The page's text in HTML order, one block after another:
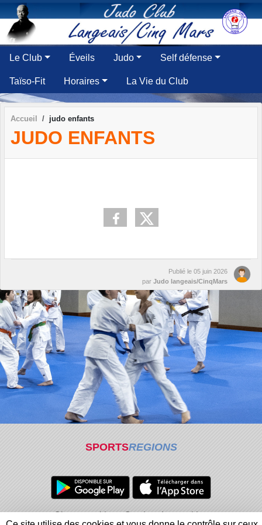
Le Club Éveils Judo Self défense
Taïso-Fit Horaires La Vie du Club
Accueil judo enfants
JUDO ENFANTS
Publié le 05 juin 2026
par Judo langeais/CinqMars
SPORTSREGIONS
Charte cookies
Gestion des cookies
Panneau de gestion des cookies